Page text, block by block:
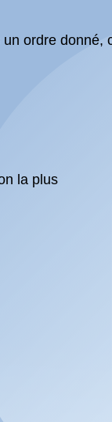
ordre donné,
la plus